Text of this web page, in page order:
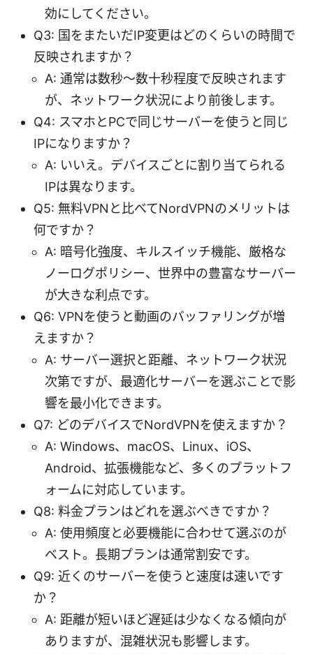
効にしてください。
Q3: 国をまたいだIP変更はどのくらいの時間で
反映されますか？
A: 通常は数秒〜数十秒程度で反映されます
が、ネットワーク状況により前後します。
Q4: スマホとPCで同じサーバーを使うと同じ
IPになりますか？
A: いいえ。デバイスごとに割り当てられる
IPは異なります。
Q5: 無料VPNと比べてNordVPNのメリットは
何ですか？
A: 暗号化強度、キルスイッチ機能、厳格な
ノーログポリシー、世界中の豊富なサーバー
が大きな利点です。
Q6: VPNを使うと動画のバッファリングが増
えますか？
A: サーバー選択と距離、ネットワーク状況
次第ですが、最適化サーバーを選ぶことで影
響を最小化できます。
Q7: どのデバイスでNordVPNを使えますか？
A: Windows、macOS、Linux、iOS、
Android、拡張機能など、多くのプラットフ
ォームに対応しています。
Q8: 料金プランはどれを選ぶべきですか？
A: 使用頻度と必要機能に合わせて選ぶのが
ベスト。長期プランは通常割安です。
Q9: 近くのサーバーを使うと速度は速いです
か？
A: 距離が短いほど遅延は少なくなる傾向が
ありますが、混雑状況も影響します。